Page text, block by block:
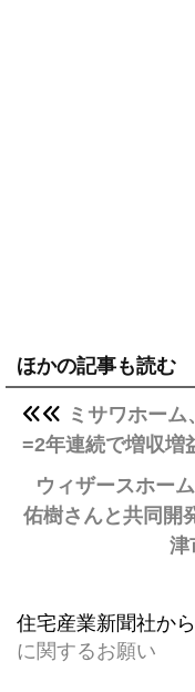
ほかの記事も読む
ミサワホー
=2年連続で増収増
ウィザースホー
佑樹さんと共同開
津
住宅産業新聞社か
に関するお願い